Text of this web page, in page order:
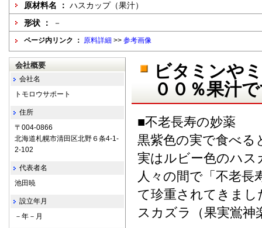
原材料名 ： ハスカップ（果汁）
形状 ：
－
ページ内リンク ： 原料詳細 >> 参考画像
ビタミンや
００％果汁
■不老長寿の妙薬
黒紫色の実で食べる
実はルビー色のハ
人々の間で「不老長
て珍重されてきま
スカズラ（果実鴬神
会社概要
会社名
トモロウサポート
住所
〒004-0866
北海道札幌市清田区北野６条4-1-
2-102
代表者名
池田暁
設立年月
－年－月